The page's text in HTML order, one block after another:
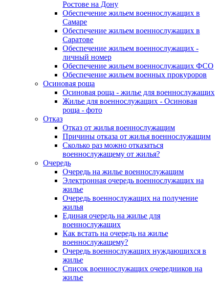
Ростове на Дону
Обеспечение жильем военнослужащих в
Самаре
Обеспечение жильем военнослужащих в
Саратове
Обеспечение жильем военнослужащих -
личный номер
Обеспечение жильем военнослужащих ФСО
Обеспечение жильем военных прокуроров
Осиновая роща
Осиновая роща - жилье для военнослужащих
Жилье для военнослужащих - Осиновая
роща - фото
Отказ
Отказ от жилья военнослужащим
Причины отказа от жилья военнослужащим
Сколько раз можно отказаться
военнослужащему от жилья?
Очередь
Очередь на жилье военнослужащим
Электронная очередь военнослужащих на
жилье
Очередь военнослужащих на получение
жилья
Единая очередь на жилье для
военнослужащих
Как встать на очередь на жилье
военнослужащему?
Очередь военнослужащих нуждающихся в
жилье
Список военнослужащих очередников на
жилье